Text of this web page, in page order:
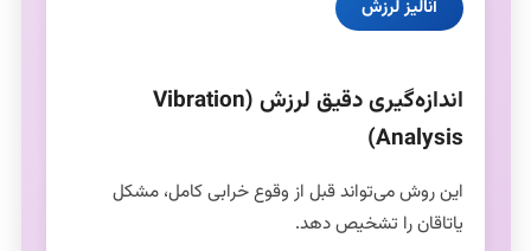
آنالیز لرزش
اندازه‌گیری دقیق لرزش (Vibration
Analysis)
این روش می‌تواند قبل از وقوع خرابی کامل، مشکل
یاتاقان را تشخیص دهد.